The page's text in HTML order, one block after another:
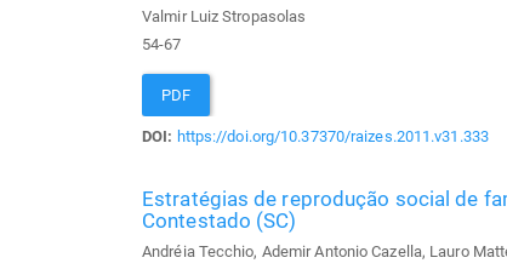
Valmir Luiz Stropasolas
54-67
PDF
DOI: https://doi.org/10.37370/raizes.2011.v31.333
Estratégias de reprodução social de
Contestado (SC)
Andréia Tecchio, Ademir Antonio Cazella, Lauro